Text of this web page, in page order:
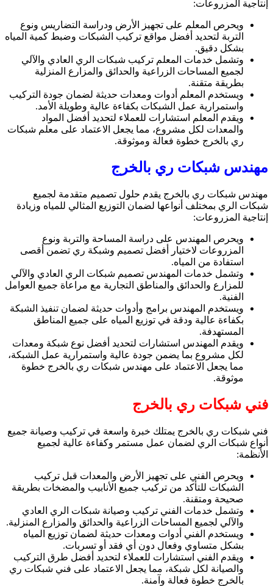
إنتاجية المزروعات:
ويحرص المعلم على تجهيز الأرض ودراسة التضاريس ونوع
التربة لتحديد أفضل مواقع تركيب الشبكات وضبط كمية المياه
بشكل دقيق.
وتشمل خدمات المعلم تركيب شبكات الري العادي والآلي
لجميع المساحات الزراعية والحدائق والمزارع المنزلية
بطريقة متقنة.
ويستخدم المعلم أدوات ومعدات حديثة لضمان جودة التركيب
واستمرارية عمل الشبكات بكفاءة عالية وطويلة الأمد.
ويقدم المعلم استشارات للعملاء لتحديد أفضل المواد
والمعدات لكل مشروع، مما يجعل الاعتماد على معلم شبكات
ري بالخرج خطوة فعالة وموثوقة.
مهندس شبكات ري بالخرج
مهندس شبكات ري بالخرج يقدم حلول تصميم متقدمة لجميع
شبكات الري بمختلف أنواعها لضمان التوزيع المثالي للمياه وزيادة
إنتاجية المزروعات:
ويحرص المهندس على دراسة المساحة والتربة ونوع
المزروعات لاختيار أفضل تصميم وشبكة ري تضمن أقصى
استفادة من المياه.
وتشمل خدمات المهندس تصميم شبكات الري العادي والآلي
للمزارع والحدائق والمناطق التجارية مع مراعاة جميع العوامل
الفنية.
ويستخدم المهندس برامج وأدوات حديثة لضمان تنفيذ الشبكة
بكفاءة عالية ودقة في توزيع المياه على جميع المناطق
المستهدفة.
ويقدم المهندس استشارات لتحديد أفضل نوع شبكة ومعدات
لكل مشروع بما يضمن جودة عالية واستمرارية عمل الشبكة،
مما يجعل الاعتماد على مهندس شبكات ري بالخرج خطوة
موثوقة.
فني شبكات ري بالخرج
فني شبكات ري بالخرج يمتلك خبرة واسعة في تركيب وصيانة جميع
أنواع شبكات الري لضمان عمل مستمر وكفاءة عالية لجميع
الأنظمة:
ويحرص الفني على تجهيز الأرض والمعدات قبل تركيب
الشبكات للتأكد من تركيب جميع الأنابيب والمضخات بطريقة
صحيحة ومتقنة.
وتشمل خدمات الفني تركيب وصيانة شبكات الري العادي
والآلي لجميع المساحات الزراعية والحدائق والمزارع المنزلية.
ويستخدم الفني أدوات ومعدات حديثة لضمان توزيع المياه
بشكل متساوي وفعال دون أي فقد أو تسربات.
ويقدم الفني استشارات للعملاء لتحديد أفضل طرق التركيب
والصيانة لكل شبكة، مما يجعل الاعتماد على فني شبكات ري
بالخرج خطوة فعالة وآمنة.